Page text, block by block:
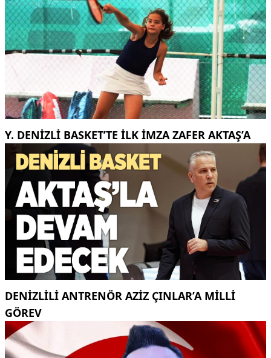
Y. DENIZLI BASKET’TE ILK IMZA ZAFER AKTAŞ’A
DENIZLILI ANTRENÖR AZIZ ÇINLAR’A MILLI
GÖREV